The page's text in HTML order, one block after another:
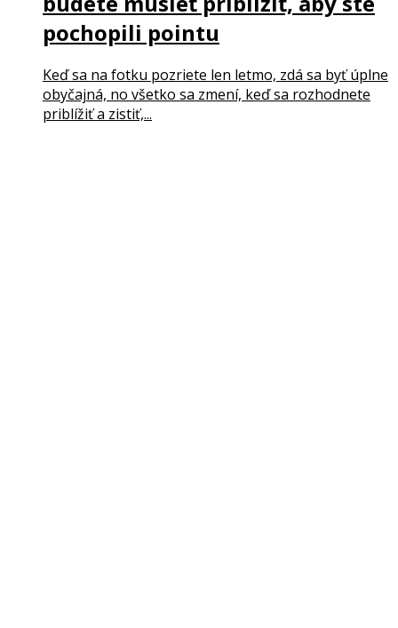
pochopili pointu
Keď sa na fotku pozriete len letmo, zdá sa byť úplne
obyčajná, no všetko sa zmení, keď sa rozhodnete
priblížiť a zistiť,...